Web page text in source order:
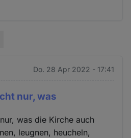
Do. 28 Apr 2022 - 17:41
nur, was
was die Kirche auch
leugnen, heucheln,